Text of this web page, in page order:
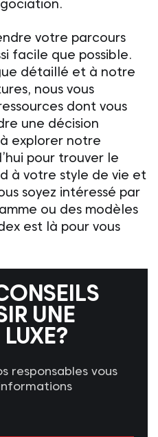
votre parcours
facile que possible.
détaillé et à notre
nous vous
dont vous
une décision
explorer notre
pour trouver le
à votre style de vie et
soyez intéressé par
ou des modèles
est là pour vous
UNE
responsables vous